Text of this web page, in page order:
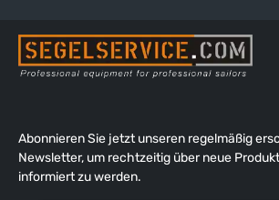
Abonnieren Sie jetzt unseren regelmäßig
Newsletter, um rechtzeitig über neue
informiert zu werden.